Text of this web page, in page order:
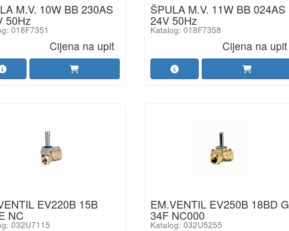
M.V. 10W BB 230AS
50Hz
018F7351
Cijena na upit
ŠPULA M.V. 11W BB 024AS
24V 50Hz
Katalog: 018F7358
Cijena na upit
EV220B 15B
NC
032U7115
EM.VENTIL EV250B 18BD G
34F NC000
Katalog: 032U5255